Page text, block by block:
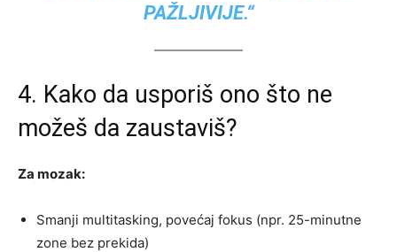
PAŽLJIVIJE.“
4. Kako da usporiš ono što ne
možeš da zaustaviš?
Za mozak:
Smanji multitasking, povećaj fokus (npr. 25-minutne
zone bez prekida)